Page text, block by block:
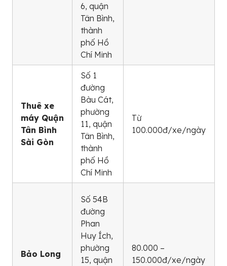
6, quận
Tân Bình,
thành
phố Hồ
Chí Minh
Thuê xe
máy Quận
Tân Bình
Sài Gòn
Số 1
đường
Bàu Cát,
phường
11, quận
Tân Bình,
thành
phố Hồ
Chí Minh
Từ
100.000đ/xe/ngày
Bảo Long
Số 54B
đường
Phan
Huy Ích,
phường
15, quận
80.000 –
150.000đ/xe/ngày